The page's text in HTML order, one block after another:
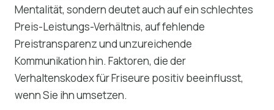
Mentalität, sondern deutet auch auf ein schlechtes
Preis-Leistungs-Verhältnis, auf fehlende
Preistransparenz und unzureichende
Kommunikation hin. Faktoren, die der
Verhaltenskodex für Friseure positiv beeinflusst,
wenn Sie ihn umsetzen.